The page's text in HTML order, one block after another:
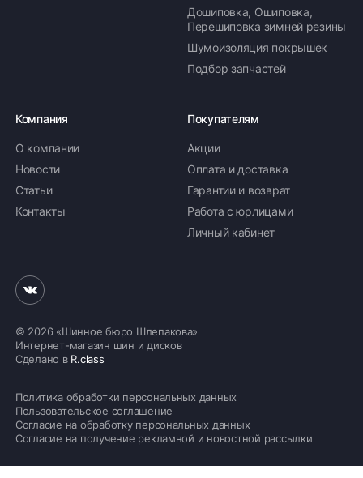
Дошиповка, Ошиповка,
Перешиповка зимней резины
Шумоизоляция покрышек
Подбор запчастей
Компания
О компании
Новости
Статьи
Контакты
Покупателям
Акции
Оплата и доставка
Гарантии и возврат
Работа с юрлицами
Личный кабинет
© 2026 «Шинное бюро Шлепакова»
Интернет-магазин шин и дисков
Сделано в R.class
Политика обработки персональных данных
Пользовательское соглашение
Согласие на обработку персональных данных
Согласие на получение рекламной и новостной рассылки